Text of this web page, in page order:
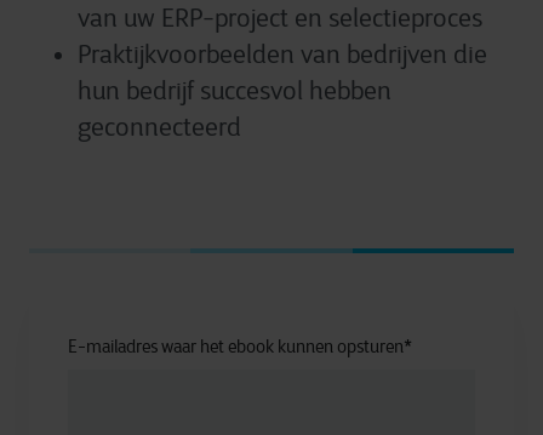
van uw ERP-project en selectieproces
Praktijkvoorbeelden van bedrijven die
hun bedrijf succesvol hebben
geconnecteerd
E-mailadres waar het ebook kunnen opsturen*